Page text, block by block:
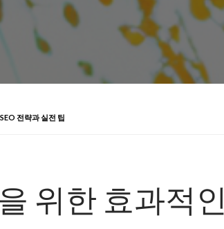
전략과 실전 팁
위한 효과적인